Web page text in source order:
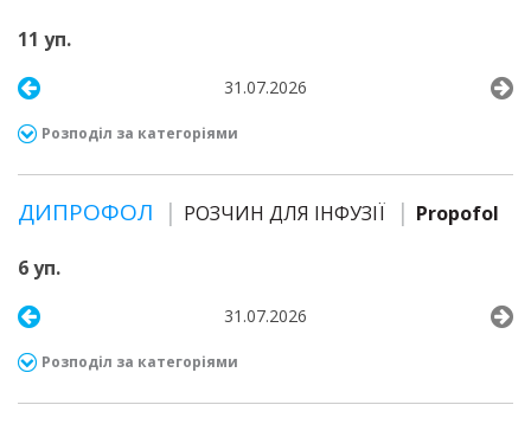
11 уп.
31.07.2026
Розподіл за категоріями
ДИПРОФОЛ РОЗЧИН ДЛЯ ІНФУЗІЇ Propofol
6 уп.
31.07.2026
Розподіл за категоріями